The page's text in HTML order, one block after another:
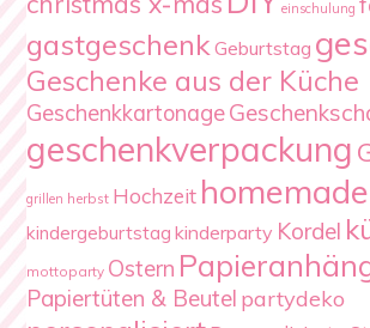
einschulung
gastgeschenk Geburtstag
Geschenke aus der Küche
Geschenkkartonage
geschenkverpackung
grillen herbst Hochzeit homemade
kindergeburtstag kinderparty Kordel
mottoparty Ostern
Papiertüten & Beutel partydeko